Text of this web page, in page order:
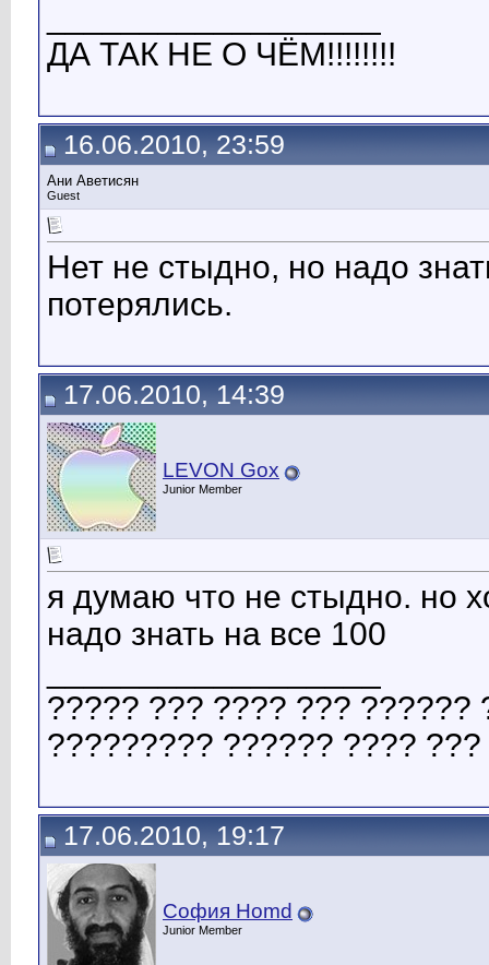
ДА ТАК НЕ О ЧЁМ!!!!!!!!
16.06.2010, 23:59
Ани Аветисян
Guest
Нет не стыдно, но надо
потерялись.
17.06.2010, 14:39
LEVON Gox
Junior Member
я думаю что не стыдно. но
надо знать на все 100
????? ??? ???? ??? ??????
????????? ?????? ???? ???
17.06.2010, 19:17
София Homd
Junior Member